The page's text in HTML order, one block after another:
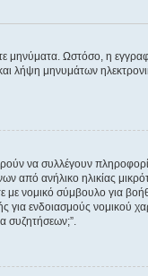
μηνύματα. Ωστόσο, η
λήψη μηνυμάτων
να συλλέγουν
από ανήλικο ηλικίας
με νομικό σύμβουλο για
για ενδοιασμούς νομικού
συζητήσεων;”.